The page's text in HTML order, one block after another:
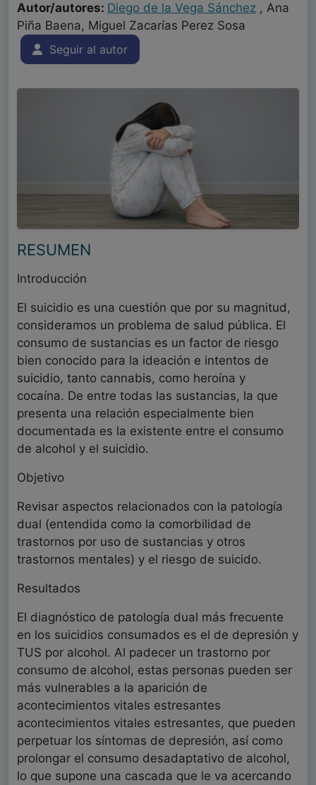
Autor/autores: Diego de la Vega Sánchez , Ana
Piña Baena, Miguel Zacarías Perez Sosa
Seguir al autor
RESUMEN
Introducción
El suicidio es una cuestión que por su magnitud,
consideramos un problema de salud pública. El
consumo de sustancias es un factor de riesgo
bien conocido para la ideación e intentos de
suicidio, tanto cannabis, como heroína y
cocaína. De entre todas las sustancias, la que
presenta una relación especialmente bien
documentada es la existente entre el consumo
de alcohol y el suicidio.
Objetivo
Revisar aspectos relacionados con la patología
dual (entendida como la comorbilidad de
trastornos por uso de sustancias y otros
trastornos mentales) y el riesgo de suicido.
Resultados
El diagnóstico de patología dual más frecuente
en los suicidios consumados es el de depresión y
TUS por alcohol. Al padecer un trastorno por
consumo de alcohol, estas personas pueden ser
más vulnerables a la aparición de
acontecimientos vitales estresantes
acontecimientos vitales estresantes, que pueden
perpetuar los síntomas de depresión, así como
prolongar el consumo desadaptativo de alcohol,
lo que supone una cascada que le va acercando